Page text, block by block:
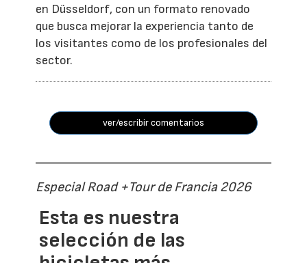
en Düsseldorf, con un formato renovado
que busca mejorar la experiencia tanto de
los visitantes como de los profesionales del
sector.
ver/escribir comentarios
Especial Road +Tour de Francia 2026
Esta es nuestra
selección de las